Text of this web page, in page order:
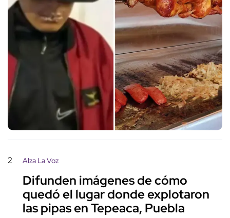
2 Alza La Voz
Difunden imágenes de cómo
quedó el lugar donde explotaron
las pipas en Tepeaca, Puebla